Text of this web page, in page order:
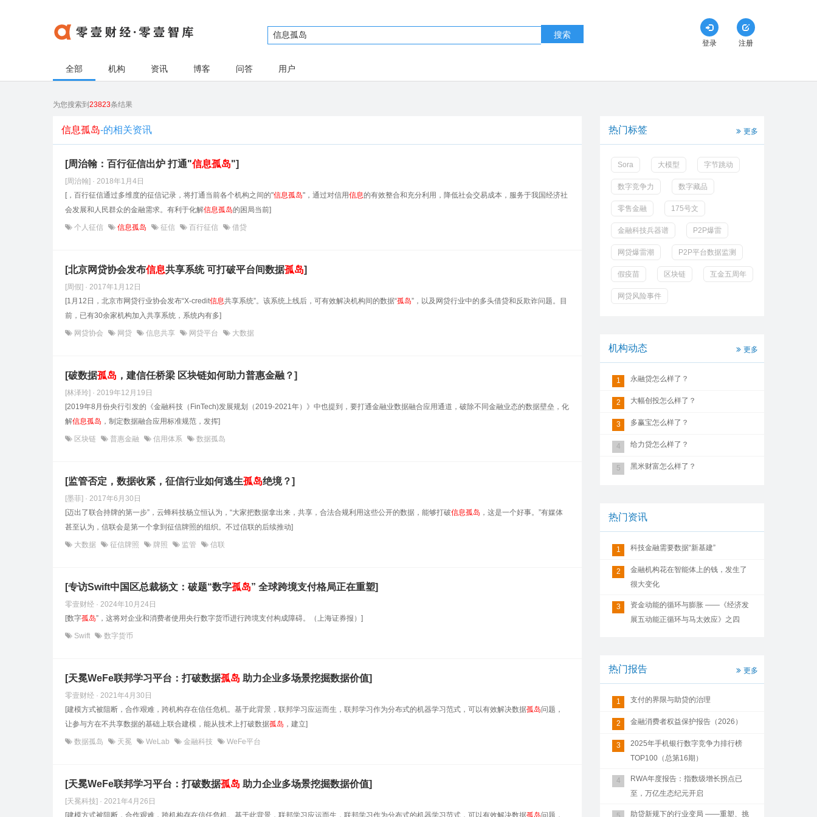
搜索
登录 注册
全部 机构 资讯 博客 问答 用户
为您搜索到 23823条结果
信息孤岛-的相关资讯
[周治翰：百行征信出炉 打通"信息孤岛"]
[周治翰] · 2018年1月4日
[，百行征信通过多维度的征信记录，将打通当前各个机构之间的"信息孤岛"，通过对信用信息的有效整合和充分利用，降低社会交易成本，服务于我国经济社
会发展和人民群众的金融需求。有利于化解信息孤岛的困局当前]
个人征信 信息孤岛 征信 百行征信 借贷
[北京网贷协会发布信息共享系统 可打破平台间数据孤岛]
[周假] · 2017年1月12日
[1月12日，北京市网贷行业协会发布“X-credit信息共享系统”。该系统上线后，可有效解决机构间的数据“孤岛”，以及网贷行业中的多头借贷和反欺诈问题。目
前，已有30余家机构加入共享系统，系统内有多]
网贷协会 网贷 信息共享 网贷平台 大数据
[破数据孤岛 ，建信任桥梁 区块链如何助力普惠金融？]
[林泽玲] · 2019年12月19日
[2019年8月份央行引发的《金融科技（FinTech)发展规划（2019-2021年）》中也提到，要打通金融业数据融合应用通道，破除不同金融业态的数据壁垒，化
解信息孤岛 ，制定数据融合应用标准规范，发挥]
区块链 普惠金融 信用体系 数据孤岛
[监管否定，数据收紧，征信行业如何逃生孤岛绝境？]
[墨菲] · 2017年6月30日
[迈出了联合持牌的第一步”，云蜂科技杨立恒认为，“大家把数据拿出来，共享，合法合规利用这些公开的数据，能够打破信息孤岛 ，这是一个好事。”有媒体
甚至认为，信联会是第一个拿到征信牌照的组织。不过信联的后续推动]
大数据 征信牌照 牌照 监管 信联
[专访Swift中国区总裁杨文：破题“数字孤岛” 全球跨境支付格局正在重塑]
零壹财经 · 2024年10月24日
[数字孤岛”，这将对企业和消费者使用央行数字货币进行跨境支付构成障碍。（上海证券报）]
Swift 数字货币
[天冕WeFe联邦学习平台：打破数据孤岛 助力企业多场景挖掘数据价值]
零壹财经 · 2021年4月30日
[建模方式被阻断，合作艰难，跨机构存在信任危机。基于此背景，联邦学习应运而生，联邦学习作为分布式的机器学习范式，可以有效解决数据孤岛问题，
让参与方在不共享数据的基础上联合建模，能从技术上打破数据孤岛 ，建立]
数据孤岛 天冕 WeLab 金融科技 WeFe平台
[天冕WeFe联邦学习平台：打破数据孤岛 助力企业多场景挖掘数据价值]
[天冕科技] · 2021年4月26日
[建模方式被阻断，合作艰难，跨机构存在信任危机。基于此背景，联邦学习应运而生，联邦学习作为分布式的机器学习范式，可以有效解决数据孤岛问题，
热门标签 更多
Sora 大模型 字节跳动
数字竞争力 数字藏品
零售金融 175号文
金融科技兵器谱 P2P爆雷
网贷爆雷潮 P2P平台数据监测
假疫苗 区块链 互金五周年
网贷风险事件
机构动态 更多
1 永融贷怎么样了？
2 大幅创投怎么样了？
3 多赢宝怎么样了？
4 给力贷怎么样了？
5 黑米财富怎么样了？
热门资讯
1 科技金融需要数据“新基建”
2
金融机构花在智能体上的钱，发生了
很大变化
3
资金动能的循环与膨胀 ——《经济发
展五动能正循环与马太效应》之四
热门报告 更多
1 支付的界限与助贷的治理
2 金融消费者权益保护报告（2026）
3
2025年手机银行数字竞争力排行榜
TOP100（总第16期）
4
RWA年度报告：指数级增长拐点已
至，万亿生态纪元开启
助贷新规下的行业变局 ——重塑、挑